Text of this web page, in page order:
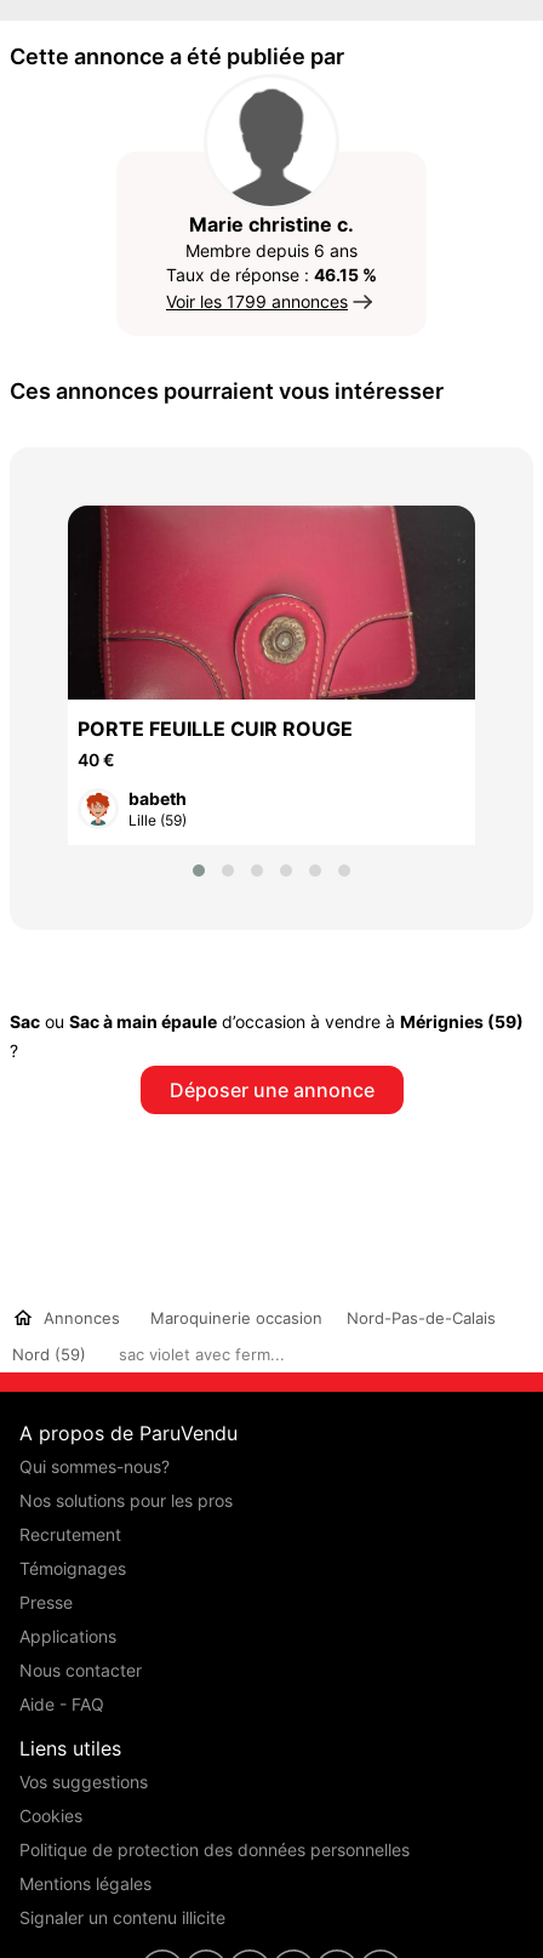
Cette annonce a été publiée par
Marie christine c.
Membre depuis 6 ans
Taux de réponse : 46.15 %
Voir les 1799 annonces
Ces annonces pourraient vous intéresser
PORTE FEUILLE CUIR ROUGE
40 €
babeth
Lille (59)
Sac ou Sac à main épaule d’occasion à vendre à Mérignies (59)
?
Déposer une annonce
Annonces Maroquinerie occasion
Nord-Pas-de-Calais
Nord (59)
sac violet avec ferm...
A propos de ParuVendu
Qui sommes-nous?
Nos solutions pour les pros
Recrutement
Témoignages
Presse
Applications
Nous contacter
Aide - FAQ
Liens utiles
Vos suggestions
Cookies
Politique de protection des données personnelles
Mentions légales
Signaler un contenu illicite